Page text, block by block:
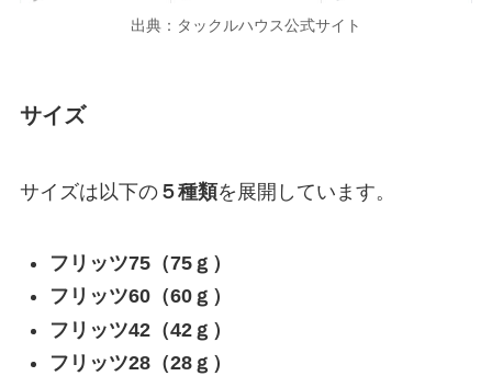
出典：タックルハウス公式サイト
サイズ
サイズは以下の５種類を展開しています。
フリッツ75（75ｇ）
フリッツ60（60ｇ）
フリッツ42（42ｇ）
フリッツ28（28ｇ）